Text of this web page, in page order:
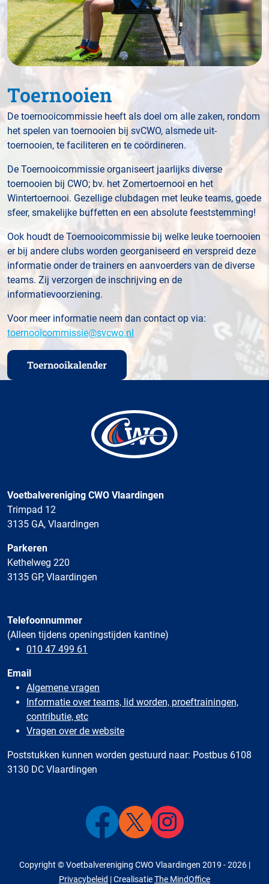
Toernooien
De toernooicommissie heeft als doel om alle zaken, rondom
het spelen van toernooien bij svCWO, alsmede uit-
toernooien, te faciliteren en te coördineren.
De Toernooicommissie organiseert jaarlijks diverse
toernooien bij CWO; bv. het Zomertoernooi en het
Wintertoernooi. Gezellige clubdagen met leuke teams, goede
sfeer, smakelijke buffetten en een absolute feeststemming!
Ook houdt de Toernooicommissie bij welke leuke toernooien
er bij andere clubs worden georganiseerd en verspreid deze
informatie onder de trainers en aanvoerders van de diverse
teams. Zij verzorgen de inschrijving en de
informatievoorziening.
Voor meer informatie neem dan contact op via:
toernooicommissie@svcwo.nl
Toernooikalender
Voetbalvereniging CWO Vlaardingen
Trimpad 12
3135 GA, Vlaardingen
Parkeren
Kethelweg 220
3135 GP, Vlaardingen
Telefoonnummer
(Alleen tijdens openingstijden kantine)
010 47 499 61
Email
Algemene vragen
Informatie over teams, lid worden, proeftrainingen,
contributie, etc
Vragen over de website
Poststukken kunnen worden gestuurd naar: Postbus 6108
3130 DC Vlaardingen
Copyright © Voetbalvereniging CWO Vlaardingen 2019 - 2026 |
Privacybeleid | CrealisatieThe MindOffice